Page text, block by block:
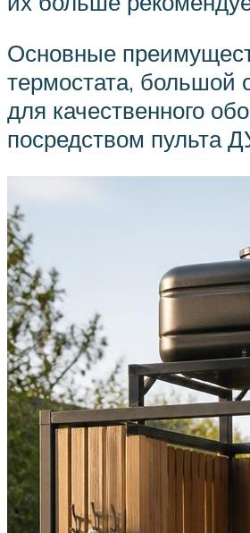
Основные
термостата, большой
для качественного
посредством пульта